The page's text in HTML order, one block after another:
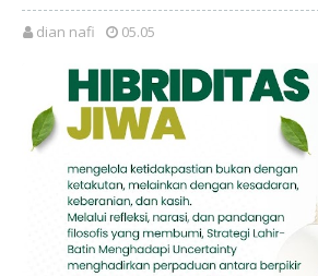
dian nafi 05.05